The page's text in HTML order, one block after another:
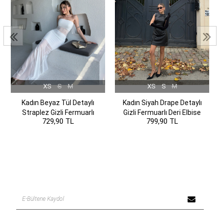
XS S M
Kadın Beyaz Tül Detaylı
Straplez Gizli Fermuarlı
Elbise
729,90 TL
XS S M
Kadın Siyah Drape Detaylı
Gizli Fermuarlı Deri Elbise
799,90 TL